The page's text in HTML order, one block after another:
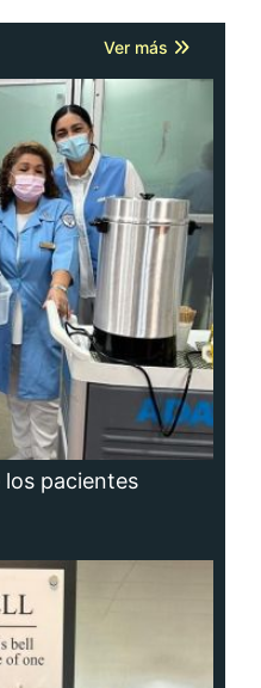
Ver más
pacientes